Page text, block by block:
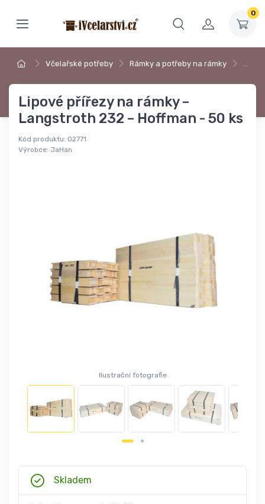
0
Včelařské potřeby Rámky a potřeby na rámky …
Lipové přířezy na rámky –
Langstroth 232 – Hoffman - 50 ks
Kód produktu: 02771
Výrobce: JaHan
Ilustrační fotografie
Skladem